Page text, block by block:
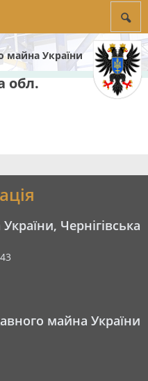
майна України
обл.
Чернігівська
майна України